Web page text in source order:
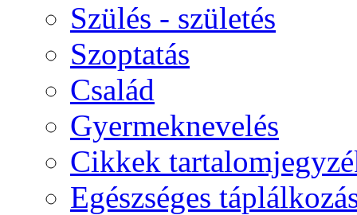
Szülés - születés
Szoptatás
Család
Gyermeknevelés
Cikkek
Egészséges